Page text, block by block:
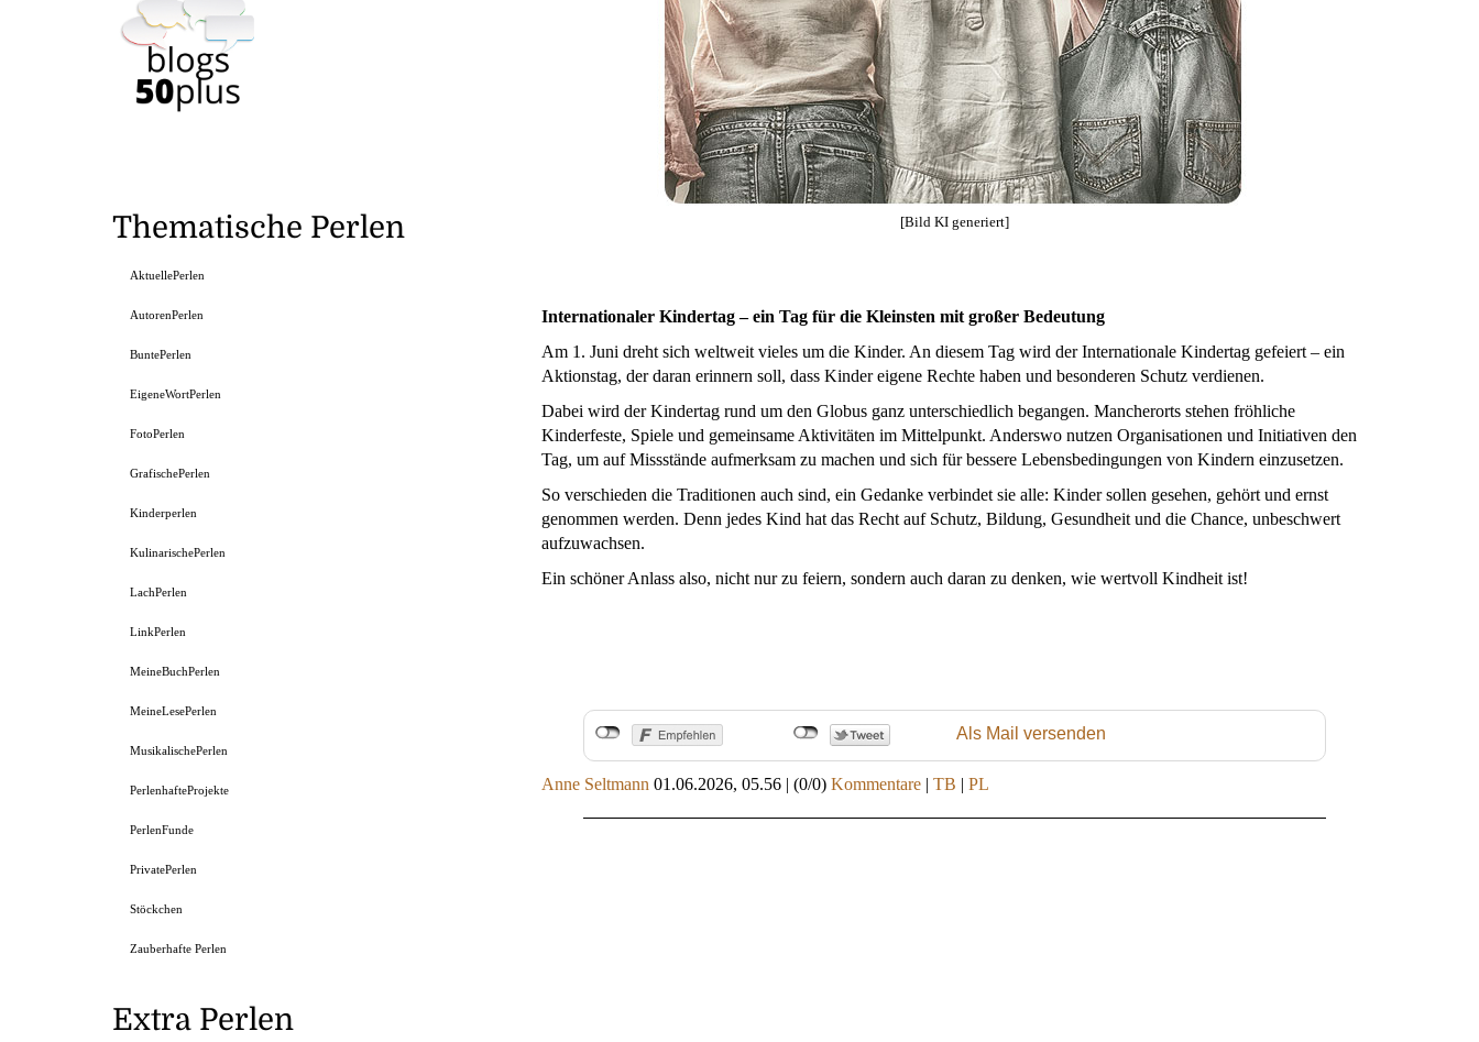
[Bild KI generiert]
Internationaler Kindertag – ein Tag für die Kleinsten mit großer Bedeutung
Am 1. Juni dreht sich weltweit vieles um die Kinder. An diesem Tag wird der Internationale Kindertag gefeiert – ein
Aktionstag, der daran erinnern soll, dass Kinder eigene Rechte haben und besonderen Schutz verdienen.
Dabei wird der Kindertag rund um den Globus ganz unterschiedlich begangen. Mancherorts stehen fröhliche
Kinderfeste, Spiele und gemeinsame Aktivitäten im Mittelpunkt. Anderswo nutzen Organisationen und Initiativen den
Tag, um auf Missstände aufmerksam zu machen und sich für bessere Lebensbedingungen von Kindern einzusetzen.
So verschieden die Traditionen auch sind, ein Gedanke verbindet sie alle: Kinder sollen gesehen, gehört und ernst
genommen werden. Denn jedes Kind hat das Recht auf Schutz, Bildung, Gesundheit und die Chance, unbeschwert
aufzuwachsen.
Ein schöner Anlass also, nicht nur zu feiern, sondern auch daran zu denken, wie wertvoll Kindheit ist!
Als Mail versenden
Anne Seltmann 01.06.2026, 05.56 | (0/0) Kommentare | TB | PL
Thematische Perlen
AktuellePerlen
AutorenPerlen
BuntePerlen
EigeneWortPerlen
FotoPerlen
GrafischePerlen
Kinderperlen
KulinarischePerlen
LachPerlen
LinkPerlen
MeineBuchPerlen
MeineLesePerlen
MusikalischePerlen
PerlenhafteProjekte
PerlenFunde
PrivatePerlen
Stöckchen
Zauberhafte Perlen
Extra Perlen